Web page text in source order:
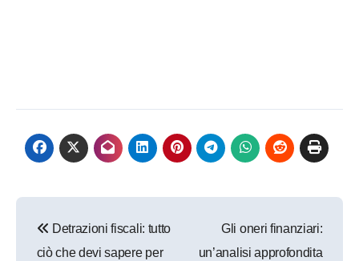
articoli
Detrazioni fiscali: tutto
ciò che devi sapere per
Gli oneri finanziari:
un’analisi approfondita